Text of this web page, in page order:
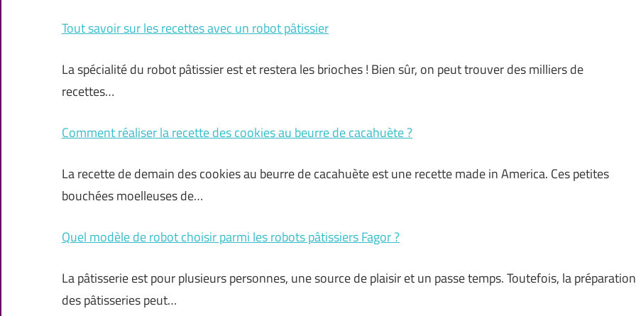
Tout savoir sur les recettes avec un robot pâtissier
La spécialité du robot pâtissier est et restera les brioches ! Bien sûr, on peut trouver des milliers de
recettes…
Comment réaliser la recette des cookies au beurre de cacahuète ?
La recette de demain des cookies au beurre de cacahuète est une recette made in America. Ces petites
bouchées moelleuses de…
Quel modèle de robot choisir parmi les robots pâtissiers Fagor ?
La pâtisserie est pour plusieurs personnes, une source de plaisir et un passe temps. Toutefois, la préparation
des pâtisseries peut…